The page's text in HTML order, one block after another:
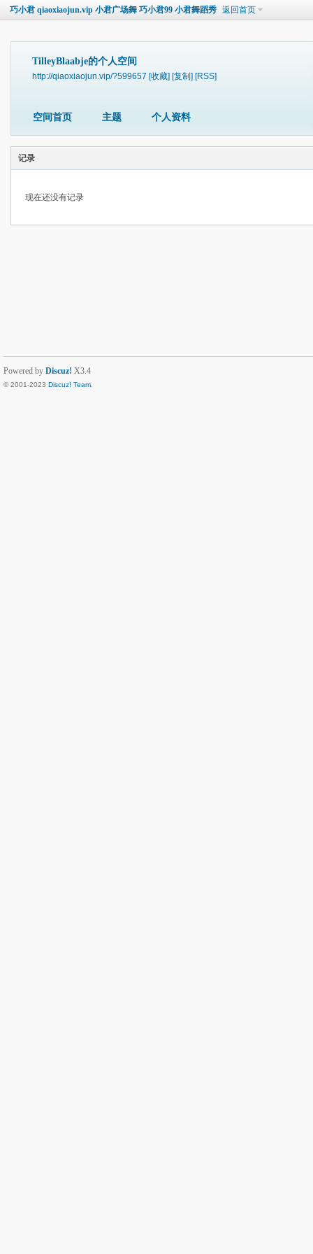
巧小君 qiaoxiaojun.vip 小君广场舞 巧小君99 小君舞蹈秀 返回首页
TilleyBlaabje的个人空间
http://qiaoxiaojun.vip/?599657 [收藏] [复制] [RSS]
空间首页 主题 个人资料
记录
现在还没有记录
Powered by Discuz! X3.4
© 2001-2023 Discuz! Team